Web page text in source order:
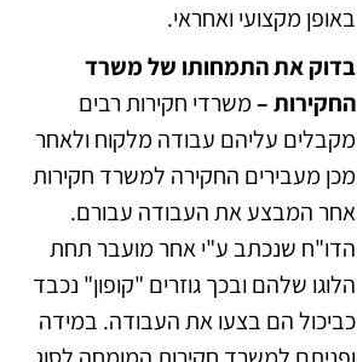
באופן מקצועי ואחראי.
בדוק את התמחותו של משרד
החקירות –משרדי חקירות רבים
מקבלים עליהם עבודה מלקוח ולאחר
מכן מעבירים החקירה למשרד חקירות
אחר המבצע את העבודה עבורם.
הדו"ח שנכתב ע"י אחר מועבר תחת
הלוגו שלהם ובכך גוזרים "קופון" נכבד
כביכול הם בצעו את העבודה. במידה